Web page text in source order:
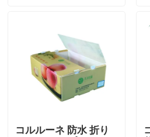
野菜波形箱
フルーツの波形箱
波形のプラスチック木の監視
コルルーネ 防水 折り